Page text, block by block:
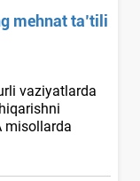
mehnat ta’tili
vaziyatlarda
misollarda